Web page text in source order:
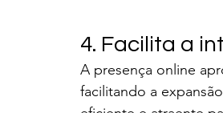
4. Facilita a
A presença online
facilitando a